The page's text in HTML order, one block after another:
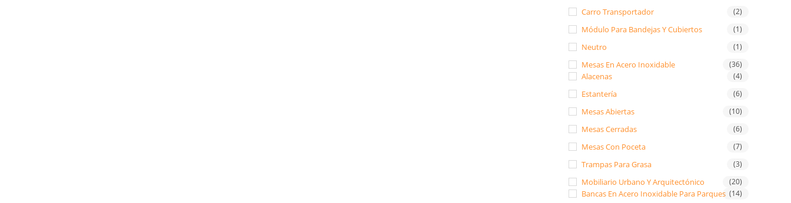
Carro Transportador (2)
Módulo Para Bandejas Y Cubiertos (1)
Neutro (1)
Mesas En Acero Inoxidable (36)
Alacenas (4)
Estantería (6)
Mesas Abiertas (10)
Mesas Cerradas (6)
Mesas Con Poceta (7)
Trampas Para Grasa (3)
Mobiliario Urbano Y Arquitectónico (20)
Bancas En Acero Inoxidable Para Parques (14)